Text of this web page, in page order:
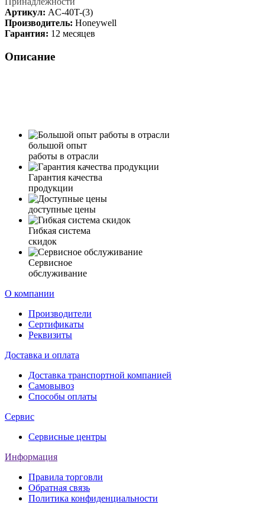
Артикул: AC-40T-(3)
Производитель: Honeywell
Гарантия: 12 месяцев
Описание
большой опыт
работы в отрасли
Гарантия качества
продукции
доступные цены
Гибкая система
скидок
Сервисное
обслуживание
О компании
Производители
Сертификаты
Реквизиты
Доставка и оплата
Доставка транспортной компанией
Самовывоз
Способы оплаты
Сервис
Сервисные центры
Информация
Правила торговли
Обратная связь
Политика конфиденциальности